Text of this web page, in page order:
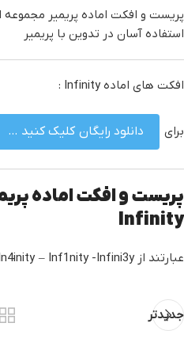
پریست و افکت اماده پریمیر مجموعه
استفاده آسان در تدوین با پریمیر
افکت های اماده Infinity :
برای دانلود رایگان کلیک کنید …
پریست و افکت اماده
Infinity
عبارتند از In4inity – Inf1nity -Infini3y
جدیدتر